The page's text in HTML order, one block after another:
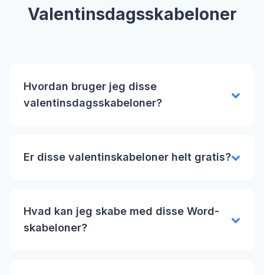
Valentinsdagsskabeloner
Hvordan bruger jeg disse
valentinsdagsskabeloner?
Er disse valentinskabeloner helt gratis?
Hvad kan jeg skabe med disse Word-
skabeloner?